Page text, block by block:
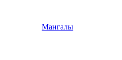
Мангалы